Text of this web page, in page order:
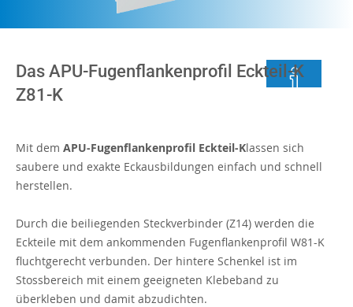
Das APU-Fugenflankenprofil Eckteil-K
Z81-K
Mit dem APU-Fugenflankenprofil Eckteil-Klassen sich
saubere und exakte Eckausbildungen einfach und schnell
herstellen.
Durch die beiliegenden Steckverbinder (Z14) werden die
Eckteile mit dem ankommenden Fugenflankenprofil W81-K
fluchtgerecht verbunden. Der hintere Schenkel ist im
Stossbereich mit einem geeigneten Klebeband zu
überkleben und damit abzudichten.